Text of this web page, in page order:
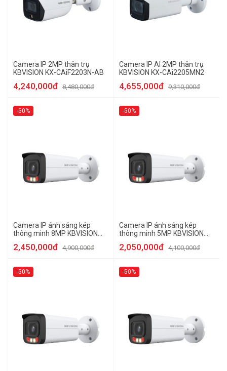
Camera IP 2MP thân trụ
KBVISION KX-CAiF2203N-AB
4,240,000đ 8,480,000đ
Camera IP AI 2MP thân trụ
KBVISION KX-CAi2205MN2
4,655,000đ 9,310,000đ
-50%
Camera IP ánh sáng kép
thông minh 8MP KBVISION
2,450,000đ 4,900,000đ
-50%
Camera IP ánh sáng kép
thông minh 5MP KBVISION
2,050,000đ 4,100,000đ
-50% -50%